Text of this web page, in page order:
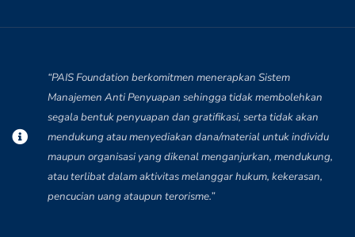
“PAIS Foundation berkomitmen menerapkan Sistem
Manajemen Anti Penyuapan sehingga tidak membolehkan
segala bentuk penyuapan dan gratifikasi, serta tidak akan
mendukung atau menyediakan dana/material untuk individu
maupun organisasi yang dikenal menganjurkan, mendukung,
atau terlibat dalam aktivitas melanggar hukum, kekerasan,
pencucian uang ataupun terorisme.”